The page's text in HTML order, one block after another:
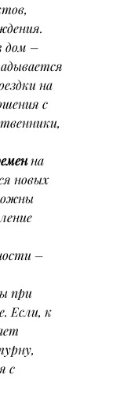
дом –
на
с
на
новых
–
при
Если, к
,
с